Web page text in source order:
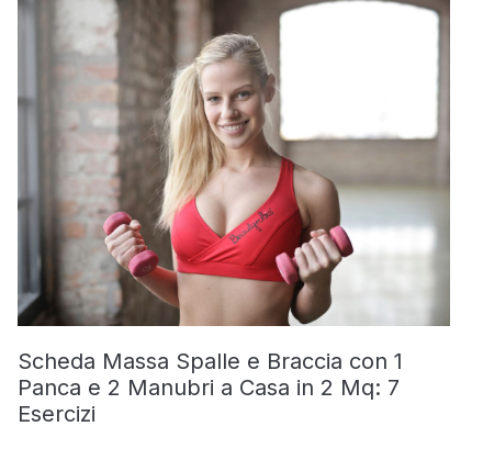
Scheda Massa Spalle e Braccia con 1
Panca e 2 Manubri a Casa in 2 Mq: 7
Esercizi